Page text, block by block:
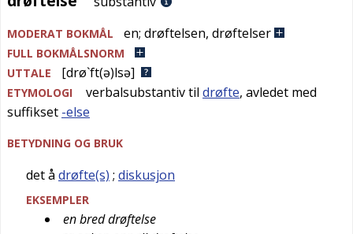
MODERAT BOKMÅL en; drøftelsen, drøftelser
FULL BOKMÅLSNORM
UTTALE
[drø`ft(ə)lsə]
ETYMOLOGI verbalsubstantiv til drøfte, avledet med
suffikset -else
BETYDNING OG BRUK
det å drøfte(s) ; diskusjon
EKSEMPLER
en bred drøftelse